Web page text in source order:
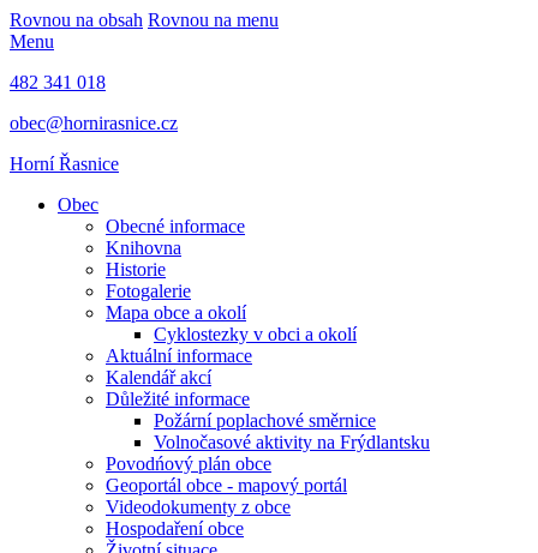
Rovnou na obsah Rovnou na menu
Menu
482 341 018
obec@hornirasnice.cz
Horní Řasnice
Obec
Obecné informace
Knihovna
Historie
Fotogalerie
Mapa obce a okolí
Cyklostezky v obci a okolí
Aktuální informace
Kalendář akcí
Důležité informace
Požární poplachové směrnice
Volnočasové aktivity na Frýdlantsku
Povodńový plán obce
Geoportál obce - mapový portál
Videodokumenty z obce
Hospodaření obce